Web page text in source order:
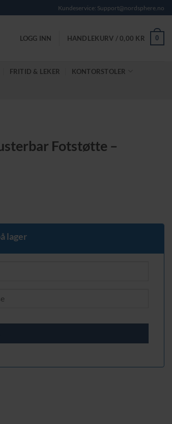
Kundeservice: Support@nordsphere.no
LOGG INN HANDLEKURV /0,00 KR 0
FRITID & LEKER KONTORSTOLER
Fotstøtte –
lager